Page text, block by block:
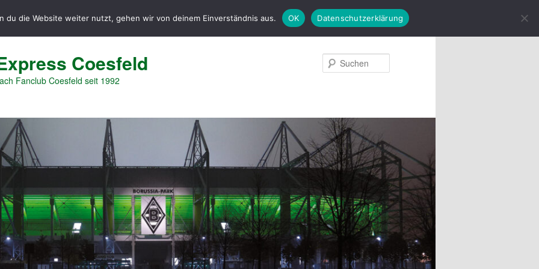
Coesfeld
Fanclub Coesfeld seit 1992
du die Website weiter nutzt, gehen wir von deinem Einverständnis aus. OK Datenschutzerklärung